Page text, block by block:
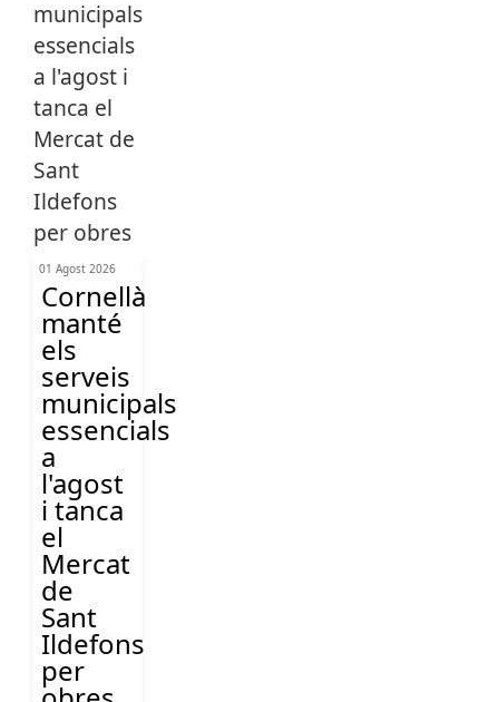
01 Agost 2026
Cornellà
manté
els
serveis
municipals
essencials
a
l'agost
i tanca
el
Mercat
de
Sant
Ildefons
per